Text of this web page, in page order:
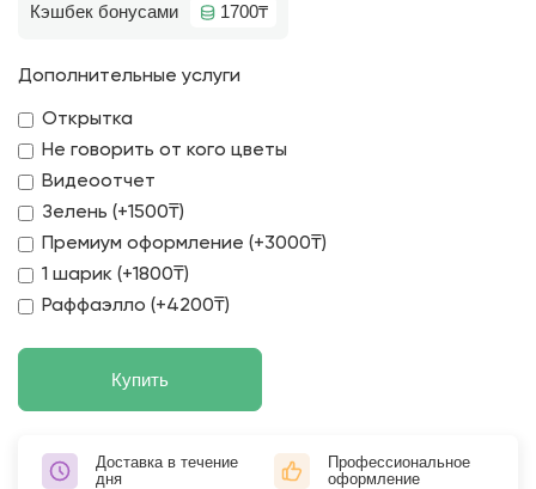
Кэшбек бонусами 1700₸
Дополнительные услуги
Открытка
Не говорить от кого цветы
Видеоотчет
Зелень (+1500₸)
Премиум оформление (+3000₸)
1 шарик (+1800₸)
Раффаэлло (+4200₸)
Купить
Доставка в течение
дня
Профессиональное
оформление